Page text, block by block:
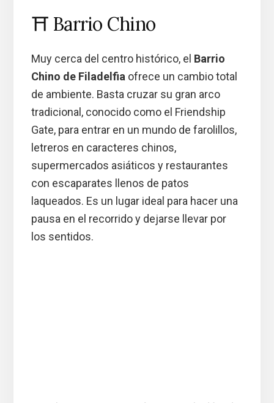
⛩️ Barrio Chino
Muy cerca del centro histórico, el Barrio
Chino de Filadelfia ofrece un cambio total
de ambiente. Basta cruzar su gran arco
tradicional, conocido como el Friendship
Gate, para entrar en un mundo de farolillos,
letreros en caracteres chinos,
supermercados asiáticos y restaurantes
con escaparates llenos de patos
laqueados. Es un lugar ideal para hacer una
pausa en el recorrido y dejarse llevar por
los sentidos.